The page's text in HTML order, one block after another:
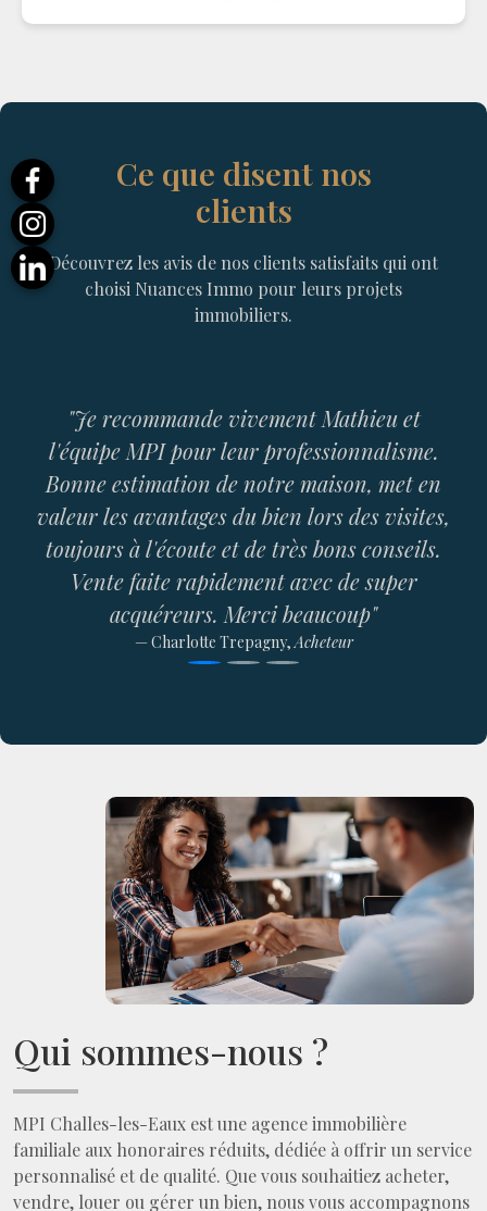
Ce que disent nos
clients
Découvrez les avis de nos clients satisfaits qui ont
choisi Nuances Immo pour leurs projets
immobiliers.
Qui sommes-nous ?
MPI Challes-les-Eaux est une agence immobilière
familiale aux honoraires réduits, dédiée à offrir un service
personnalisé et de qualité. Que vous souhaitiez acheter,
vendre, louer ou gérer un bien, nous vous accompagnons